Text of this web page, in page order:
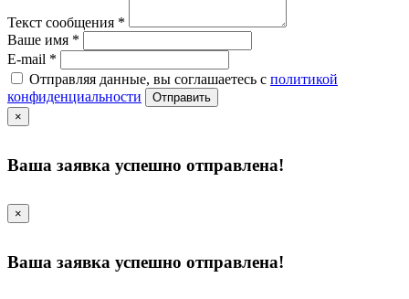
Текст сообщения *
Ваше имя *
E-mail *
Отправляя данные, вы соглашаетесь с политикой
конфиденциальности
Отправить
×
Ваша заявка успешно отправлена!
×
Ваша заявка успешно отправлена!